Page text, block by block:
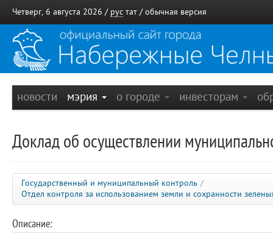
Четверг, 6 августа 2026 / рус тат / обычная версия
новости мэрия о городе инвесторам
Доклад об осуществлении
Государственный и муниципальный контроль /
Отдел контроля за использованием земли и сохранности
Описание: